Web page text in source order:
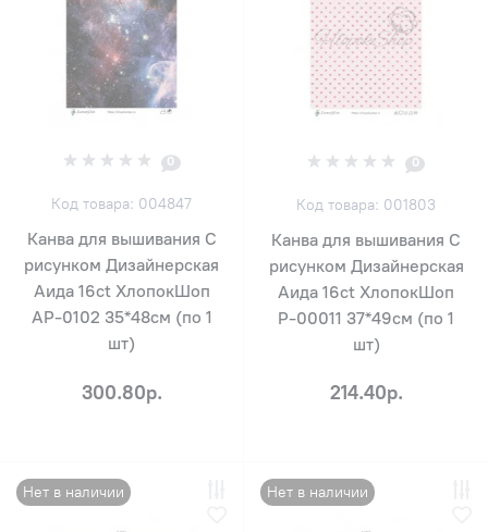
0
Код товара: 004847
Канва для вышивания С
рисунком Дизайнерская
Аида 16ct ХлопокШоп
АР-0102 35*48см (по 1
шт)
300.80р.
0
Код товара: 001803
Канва для вышивания С
рисунком Дизайнерская
Аида 16ct ХлопокШоп
Р-00011 37*49см (по 1
шт)
214.40р.
Нет в наличии Нет в наличии